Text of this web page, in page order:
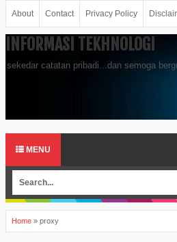
About Contact Privacy Policy
INFORMASI TEKHNOLOGI
sekedar catatan pribadi...dan semoga
MENU
Home » proxy